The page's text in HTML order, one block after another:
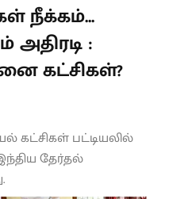
நீக்கம்...
:
கட்சிகள்?
கட்சிகள் பட்டியலில்
தேர்தல்